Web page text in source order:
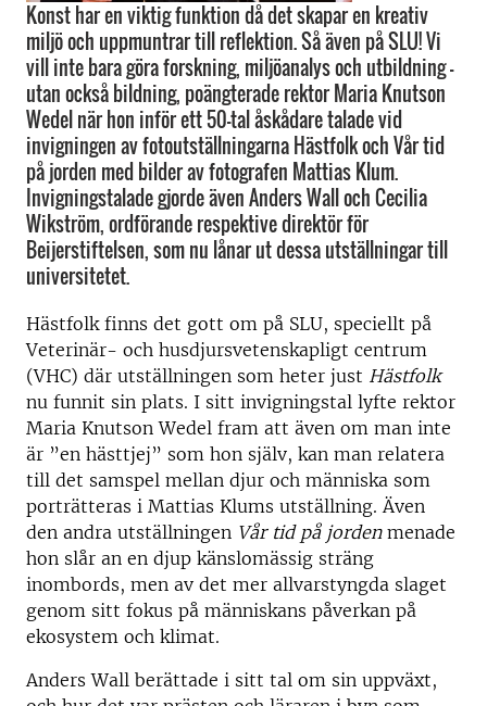
Konst har en viktig funktion då det skapar en kreativ
miljö och uppmuntrar till reflektion. Så även på SLU! Vi
vill inte bara göra forskning, miljöanalys och utbildning –
utan också bildning, poängterade rektor Maria Knutson
Wedel när hon inför ett 50-tal åskådare talade vid
invigningen av fotoutställningarna Hästfolk och Vår tid
på jorden med bilder av fotografen Mattias Klum.
Invigningstalade gjorde även Anders Wall och Cecilia
Wikström, ordförande respektive direktör för
Beijerstiftelsen, som nu lånar ut dessa utställningar till
universitetet.
Hästfolk finns det gott om på SLU, speciellt på
Veterinär- och husdjursvetenskapligt centrum
(VHC) där utställningen som heter just Hästfolk
nu funnit sin plats. I sitt invigningstal lyfte rektor
Maria Knutson Wedel fram att även om man inte
är ”en hästtjej” som hon själv, kan man relatera
till det samspel mellan djur och människa som
porträtteras i Mattias Klums utställning. Även
den andra utställningen Vår tid på jordenmenade
hon slår an en djup känslomässig sträng
inombords, men av det mer allvarstyngda slaget
genom sitt fokus på människans påverkan på
ekosystem och klimat.
Anders Wall berättade i sitt tal om sin uppväxt,